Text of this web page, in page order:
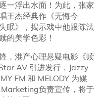
一浮出水面！为此，张家
王杰经典作《无悔今
眠》，揭示戏中他跟陈法
的美学色彩！
，港产心理悬疑电影《赎
AV 引进发行，Jazzy
FM 和 MELODY 为媒
负责宣传，将于